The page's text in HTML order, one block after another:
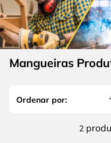
Mangueiras
2
6 º fio
7º chave impacto
8º disco corte
10º serra copo
escada
5 º serra circular
6º fio
chave impacto